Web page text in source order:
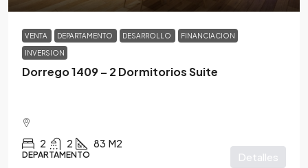
VENTA DEPARTAMENTO DESARROLLO FINANCIACION
INVERSION
Dorrego 1409 – 2 Dormitorios Suite
2 2 83 M2
DEPARTAMENTO Detalles